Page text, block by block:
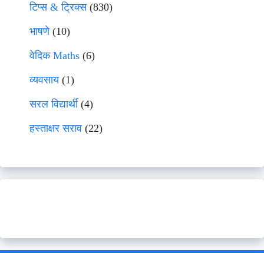
टिप्स & ट्रिक्स(830)
भाषणे(10)
वेदिक Maths (6)
व्यवसाय(1)
सरल विद्यार्थी(4)
हस्ताक्षर सराव (22)